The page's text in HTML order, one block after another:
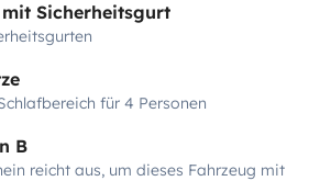
Sicherheitsgurt
für 4 Personen
B
reicht aus, um dieses Fahrzeug mit